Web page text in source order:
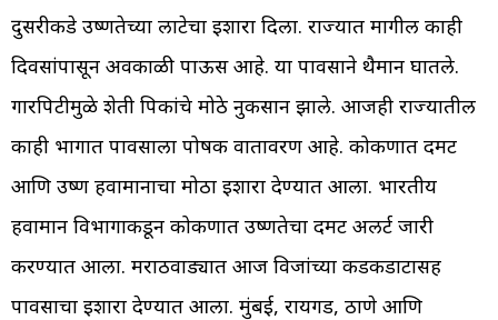
दुसरीकडे उष्णतेच्या लाटेचा इशारा दिला. राज्यात मागील काही
दिवसांपासून अवकाळी पाऊस आहे. या पावसाने थैमान घातले.
गारपिटीमुळे शेती पिकांचे मोठे नुकसान झाले. आजही राज्यातील
काही भागात पावसाला पोषक वातावरण आहे. कोकणात दमट
आणि उष्ण हवामानाचा मोठा इशारा देण्यात आला. भारतीय
हवामान विभागाकडून कोकणात उष्णतेचा दमट अलर्ट जारी
करण्यात आला. मराठवाड्यात आज विजांच्या कडकडाटासह
पावसाचा इशारा देण्यात आला. मुंबई, रायगड, ठाणे आणि